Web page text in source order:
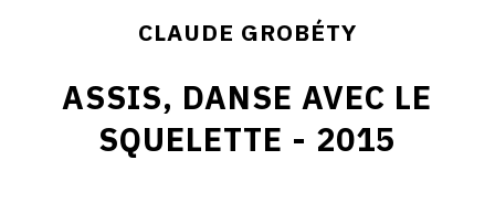
CLAUDE GROBÉTY
ASSIS, DANSE AVEC LE
SQUELETTE - 2015